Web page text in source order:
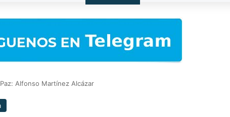
Alfonso Martínez Alcázar